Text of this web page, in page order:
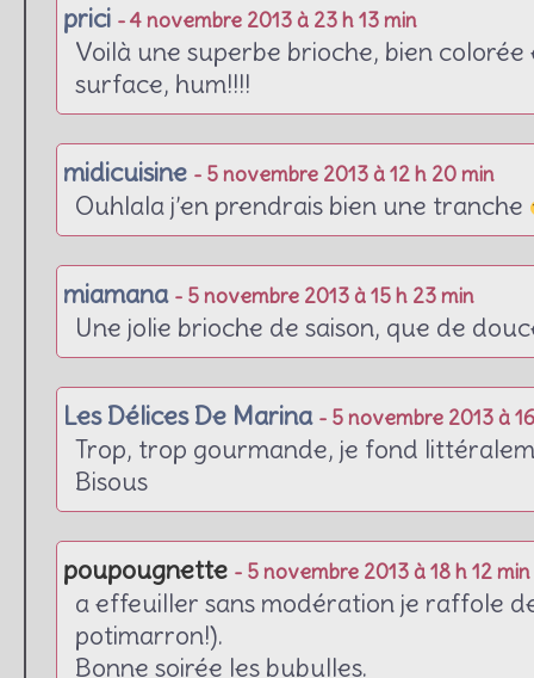
prici - 4 novembre 2013 à 23 h 13 min
Voilà une superbe brioche, bien
surface, hum!!!!
midicuisine - 5 novembre 2013 à 12 h 20 min
Ouhlala j’en prendrais bien une tranche
miamana - 5 novembre 2013 à 15 h 23 min
Une jolie brioche de saison, que de
Les Délices De Marina - 5 novembre 2013 à
Trop, trop gourmande, je fond
Bisous
poupougnette - 5 novembre 2013 à 18 h 12 min
a effeuiller sans modération je raffole
potimarron!).
Bonne soirée les bubulles.